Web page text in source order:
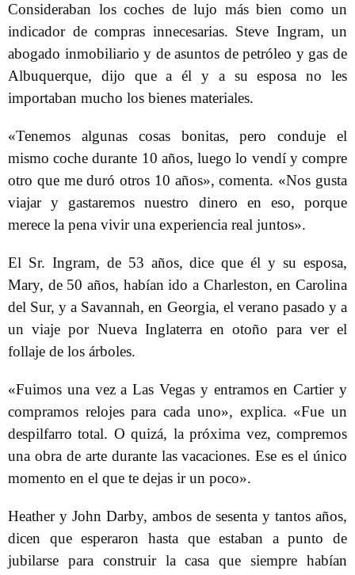
Consideraban los coches de lujo más bien como un
indicador de compras innecesarias. Steve Ingram, un
abogado inmobiliario y de asuntos de petróleo y gas de
Albuquerque, dijo que a él y a su esposa no les
importaban mucho los bienes materiales.
«Tenemos algunas cosas bonitas, pero conduje el
mismo coche durante 10 años, luego lo vendí y compre
otro que me duró otros 10 años», comenta. «Nos gusta
viajar y gastaremos nuestro dinero en eso, porque
merece la pena vivir una experiencia real juntos».
El Sr. Ingram, de 53 años, dice que él y su esposa,
Mary, de 50 años, habían ido a Charleston, en Carolina
del Sur, y a Savannah, en Georgia, el verano pasado y a
un viaje por Nueva Inglaterra en otoño para ver el
follaje de los árboles.
«Fuimos una vez a Las Vegas y entramos en Cartier y
compramos relojes para cada uno», explica. «Fue un
despilfarro total. O quizá, la próxima vez, compremos
una obra de arte durante las vacaciones. Ese es el único
momento en el que te dejas ir un poco».
Heather y John Darby, ambos de sesenta y tantos años,
dicen que esperaron hasta que estaban a punto de
jubilarse para construir la casa que siempre habían